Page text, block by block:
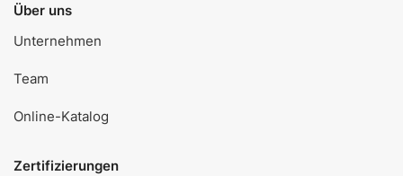
Über uns
Unternehmen
Team
Online-Katalog
Zertifizierungen